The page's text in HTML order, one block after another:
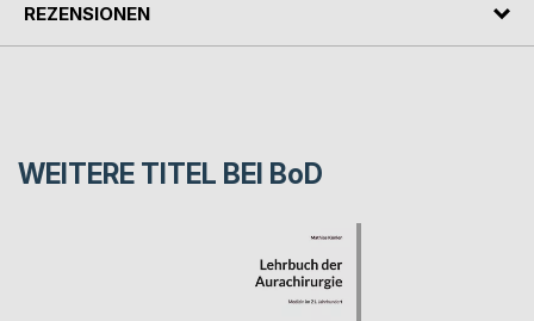
REZENSIONEN
WEITERE TITEL BEI BoD